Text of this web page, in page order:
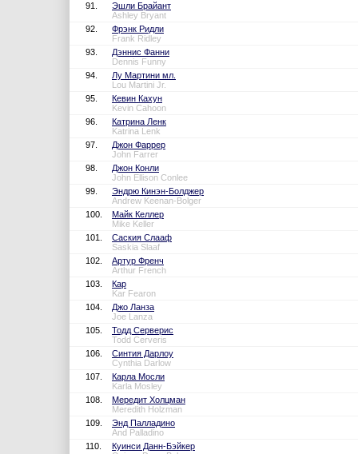
91.
Эшли Брайант
Ashley Bryant
92.
Фрэнк Ридли
Frank Ridley
93.
Дэннис Фанни
Dennis Funny
94.
Лу Мартини мл.
Lou Martini Jr.
95.
Кевин Кахун
Kevin Cahoon
96.
Катрина Ленк
Katrina Lenk
97.
Джон Фаррер
John Farrer
98.
Джон Конли
John Ellison Conlee
99.
Эндрю Кинэн-Болджер
Andrew Keenan-Bolger
100.
Майк Келлер
Mike Keller
101.
Саския Слааф
Saskia Slaaf
102.
Артур Френч
Arthur French
103.
Кар
Kar Fearon
104.
Джо Ланза
Joe Lanza
105.
Тодд Серверис
Todd Cerveris
106.
Синтия Дарлоу
Cynthia Darlow
107.
Карла Мосли
Karla Mosley
108.
Мередит Холцман
Meredith Holzman
109.
Энд Палладино
And Palladino
110.
Куинси Данн-Бэйкер